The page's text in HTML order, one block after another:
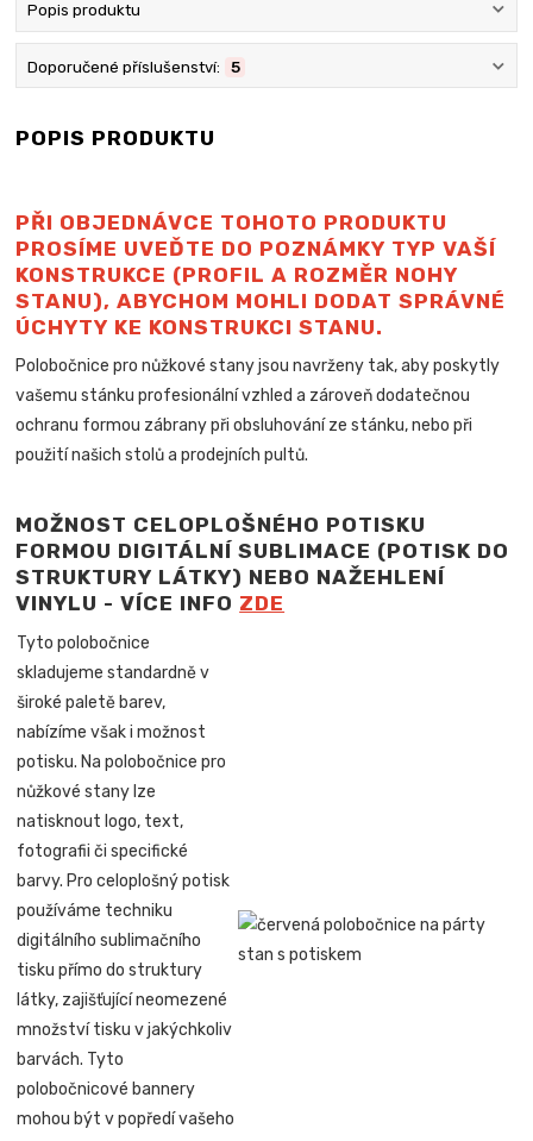
Popis produktu
Doporučené příslušenství: 5
POPIS PRODUKTU
PŘI OBJEDNÁVCE TOHOTO PRODUKTU
PROSÍME UVEĎTE DO POZNÁMKY TYP VAŠÍ
KONSTRUKCE (PROFIL A ROZMĚR NOHY
STANU), ABYCHOM MOHLI DODAT SPRÁVNÉ
ÚCHYTY KE KONSTRUKCI STANU.
Polobočnice pro nůžkové stany jsou navrženy tak, aby poskytly
vašemu stánku profesionální vzhled a zároveň dodatečnou
ochranu formou zábrany při obsluhování ze stánku, nebo při
použití našich stolů aprodejních pultů.
MOŽNOST CELOPLOŠNÉHO POTISKU
FORMOU DIGITÁLNÍ SUBLIMACE (POTISK DO
STRUKTURY LÁTKY) NEBO NAŽEHLENÍ
VINYLU - VÍCE INFO ZDE
Tyto polobočnice
skladujeme standardně v
široké paletě barev,
nabízíme však i možnost
potisku. Na polobočnice pro
nůžkové stany lze
natisknout logo, text,
fotografii či specifické
barvy. Pro celoplošný potisk
používáme techniku
digitálního sublimačního
tisku přímo do struktury
látky, zajišťující neomezené
množství tisku v jakýchkoliv
barvách. Tyto
polobočnicové bannery
mohou být v popředí vašeho